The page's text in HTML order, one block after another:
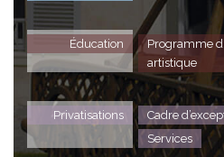
Éducation
Programme
artistique
Privatisations
Cadre
Services